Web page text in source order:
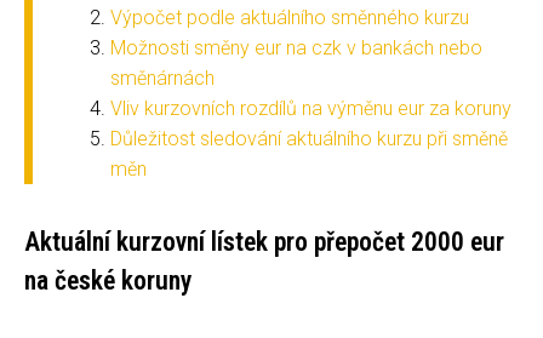
Výpočet podle aktuálního směnného kurzu
Možnosti směny eur na czk v bankách nebo
směnárnách
Vliv kurzovních rozdílů na výměnu eur za koruny
Důležitost sledování aktuálního kurzu při směně
měn
Aktuální kurzovní lístek pro přepočet 2000 eur
na české koruny